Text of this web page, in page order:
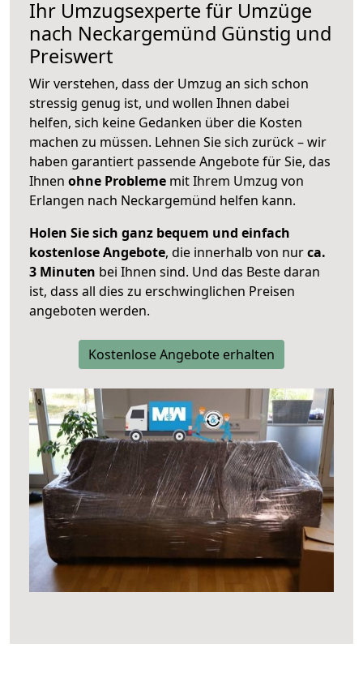
Ihr Umzugsexperte für Umzüge
nach Neckargemünd Günstig und
Preiswert
Wir verstehen, dass der Umzug an sich schon
stressig genug ist, und wollen Ihnen dabei
helfen, sich keine Gedanken über die Kosten
machen zu müssen. Lehnen Sie sich zurück – wir
haben garantiert passende Angebote für Sie, das
Ihnen ohne Probleme mit Ihrem Umzug von
Erlangen nach Neckargemünd helfen kann.
Holen Sie sich ganz bequem und einfach
kostenlose Angebote, die innerhalb von nurca.
3 Minuten bei Ihnen sind. Und das Beste daran
ist, dass all dies zu erschwinglichen Preisen
angeboten werden.
Kostenlose Angebote erhalten